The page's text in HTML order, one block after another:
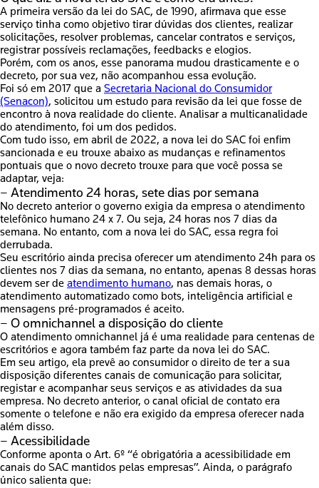
A primeira versão da lei do SAC, de 1990, afirmava que esse
serviço tinha como objetivo tirar dúvidas dos clientes, realizar
solicitações, resolver problemas, cancelar contratos e serviços,
registrar possíveis reclamações, feedbacks e elogios.
Porém, com os anos, esse panorama mudou drasticamente e o
decreto, por sua vez, não acompanhou essa evolução.
Foi só em 2017 que a Secretaria Nacional do Consumidor
(Senacon), solicitou um estudo para revisão da lei que fosse de
encontro à nova realidade do cliente. Analisar a multicanalidade
do atendimento, foi um dos pedidos.
Com tudo isso, em abril de 2022, a nova lei do SAC foi enfim
sancionada e eu trouxe abaixo as mudanças e refinamentos
pontuais que o novo decreto trouxe para que você possa se
adaptar, veja:
– Atendimento 24 horas, sete dias por semana
No decreto anterior o governo exigia da empresa o atendimento
telefônico humano 24 x 7. Ou seja, 24 horas nos 7 dias da
semana. No entanto, com a nova lei do SAC, essa regra foi
derrubada.
Seu escritório ainda precisa oferecer um atendimento 24h para os
clientes nos 7 dias da semana, no entanto, apenas 8 dessas horas
devem ser de atendimento humano, nas demais horas, o
atendimento automatizado como bots, inteligência artificial e
mensagens pré-programados é aceito.
– O omnichannel a disposição do cliente
O atendimento omnichannel já é uma realidade para centenas de
escritórios e agora também faz parte da nova lei do SAC.
Em seu artigo, ela prevê ao consumidor o direito de ter a sua
disposição diferentes canais de comunicação para solicitar,
registar e acompanhar seus serviços e as atividades da sua
empresa. No decreto anterior, o canal oficial de contato era
somente o telefone e não era exigido da empresa oferecer nada
além disso.
– Acessibilidade
Conforme aponta o Art. 6º “é obrigatória a acessibilidade em
canais do SAC mantidos pelas empresas”. Ainda, o parágrafo
único salienta que: